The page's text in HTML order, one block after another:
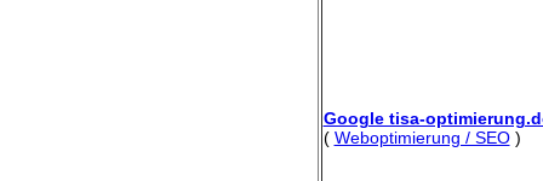
Google tisa-
( Weboptimierung / SEO)